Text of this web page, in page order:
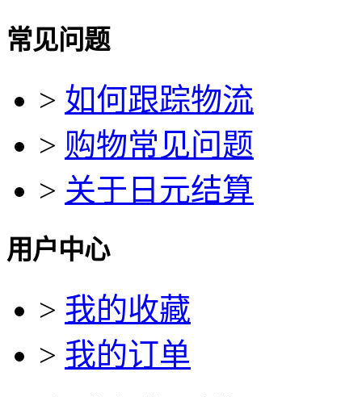
常见问题
> 如何跟踪物流
> 购物常见问题
> 关于日元结算
用户中心
> 我的收藏
> 我的订单